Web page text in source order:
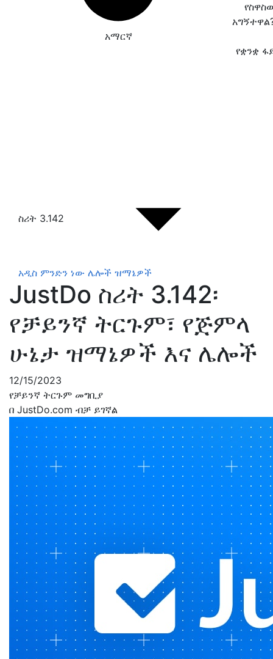
አማርኛ
የቋንቋ
ስሪት 3.142
አዲስ ምንድን ነው ሌሎች ዝማኔዎች
JustDo ስሪት 3.142፡
የቻይንኛ ትርጉም፣ የጅምላ
ሁኔታ ዝማኔዎች እና ሌሎች
12/15/2023
የቻይንኛ ትርጉም መግቢያ
በ JustDo.com ብቻ ይገኛል